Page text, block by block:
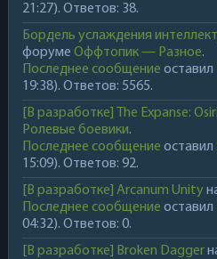
21:27). Ответов: 38.
Бордель услаждения
форуме Оффтопик — Разное.
Последнее сообщение оставил
19:38). Ответов: 5565.
[В разработке] The Expanse:
Ролевые боевики.
Последнее сообщение оставил
15:09). Ответов: 92.
[В разработке] Arcanum Unity
Последнее сообщение оставил
04:32). Ответов: 0.
[В разработке] Broken Dagger